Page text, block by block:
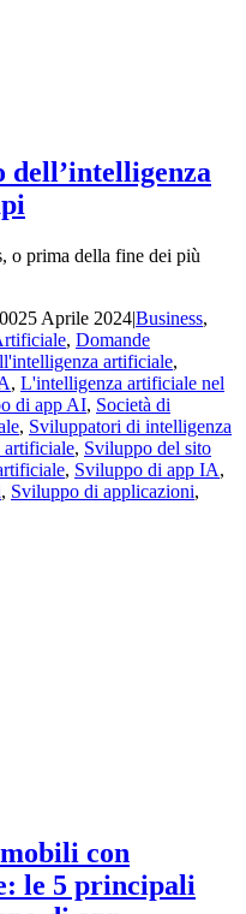
dell’intelligenza
o prima della fine dei più
25 Aprile 2024|Business,
, Domande
artificiale,
, L'intelligenza artificiale nel
di app AI, Società di
, Sviluppatori di intelligenza
artificiale, Sviluppo del sito
, Sviluppo di app IA,
, Sviluppo di applicazioni,
con
le 5 principali